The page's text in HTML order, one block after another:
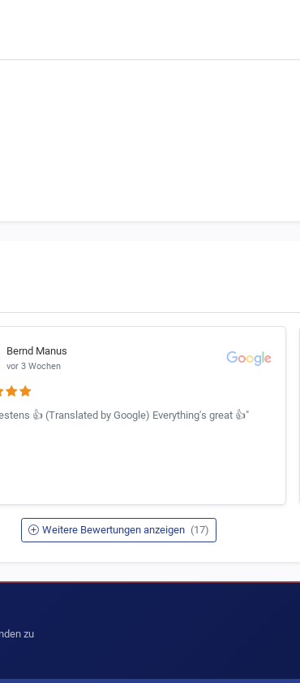
Bernd Manus
vor 3 Wochen
👍 (Translated by Google) Everything's great 👍"
Weitere Bewertungen anzeigen (17)
zu